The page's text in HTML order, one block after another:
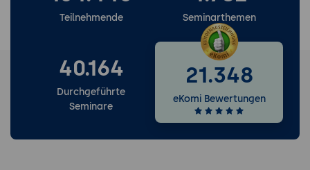
Teilnehmende Seminarthemen
40.164
Durchgeführte
Seminare
21.348
eKomi Bewertungen